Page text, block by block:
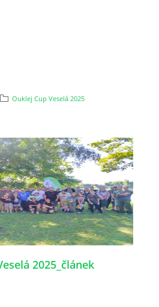
Ouklej Cup Veselá 2025
2025_článek